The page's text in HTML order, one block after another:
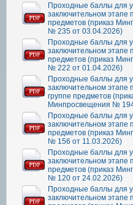
Проходные баллы для
заключительном этапе
предметов (приказ
№ 235 от 03.04.2026)
Проходные баллы для
заключительном этапе
предметов (приказ
№ 222 от 01.04.2026)
Проходные баллы для
заключительном этапе
группе предметов
Минпросвещения №
Проходные баллы для
заключительном этапе
предметов (приказ
№ 156 от 11.03.2026)
Проходные баллы для
заключительном этапе
предметов (приказ
№ 120 от 24.02.2026)
Проходные баллы для
заключительном этапе